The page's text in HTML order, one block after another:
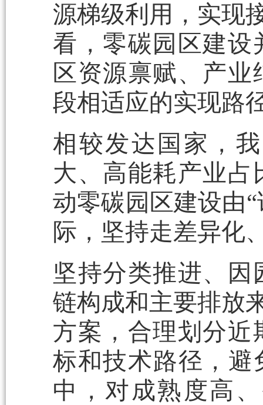
源梯级利用，实现
看，零碳园区建设
区资源禀赋、产
段相适应的实现路
相较发达国家，
大、高能耗产业
动零碳园区建设由
际，坚持走差异化
坚持分类推进、
链构成和主要排放
方案，合理划分近
标和技术路径，避
中，对成熟度高